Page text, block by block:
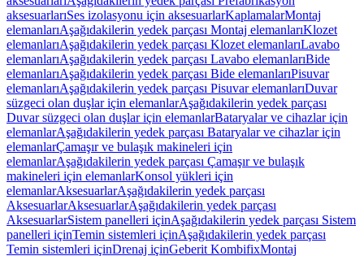
aksesuarlarıSes izolasyonu için aksesuarlarKaplamalarMontaj
elemanlarıAşağıdakilerin yedek parçası Montaj elemanlarıKlozet
elemanlarıAşağıdakilerin yedek parçası Klozet elemanlarıLavabo
elemanlarıAşağıdakilerin yedek parçası Lavabo elemanlarıBide
elemanlarıAşağıdakilerin yedek parçası Bide elemanlarıPisuvar
elemanlarıAşağıdakilerin yedek parçası Pisuvar elemanlarıDuvar
süzgeci olan duşlar için elemanlarAşağıdakilerin yedek parçası
Duvar süzgeci olan duşlar için elemanlarBataryalar ve cihazlar için
elemanlarAşağıdakilerin yedek parçası Bataryalar ve cihazlar için
elemanlarÇamaşır ve bulaşık makineleri için
elemanlarAşağıdakilerin yedek parçası Çamaşır ve bulaşık
makineleri için elemanlarKonsol yükleri için
elemanlarAksesuarlarAşağıdakilerin yedek parçası
AksesuarlarAksesuarlarAşağıdakilerin yedek parçası
AksesuarlarSistem panelleri içinAşağıdakilerin yedek parçası Sistem
panelleri içinTemin sistemleri içinAşağıdakilerin yedek parçası
Temin sistemleri içinDrenaj içinGeberit KombifixMontaj